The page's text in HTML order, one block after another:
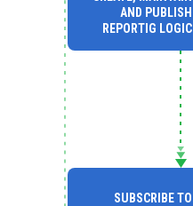
AND PUBLISH
REPORTIG LOGIC
SUBSCRIBE TO